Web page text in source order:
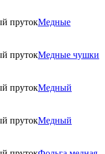
Медные
Медные чушки
Медный
Медный